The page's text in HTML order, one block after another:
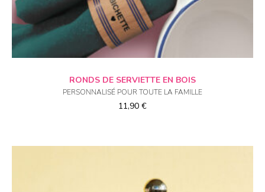
CHOIX DES OPTIONS
RONDS DE SERVIETTE EN BOIS
PERSONNALISÉ POUR TOUTE LA FAMILLE
11,90 €